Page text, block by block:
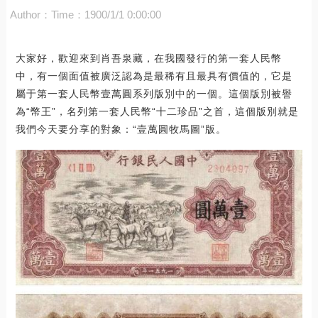
Author： Time：1900/1/1 0:00:00
大家好，歡迎來到肖吾泉藏，在我國發行的第一套人民幣
中，有一個面值被廣泛認為是最稀有且最具有價值的，它是
屬于第一套人民幣壹萬圓系列版別中的一個。這個版別被譽
為“幣王”，名列第一套人民幣“十二珍品”之首，這個版別就是
我們今天要分享的對象：“壹萬圓牧馬圖”版。